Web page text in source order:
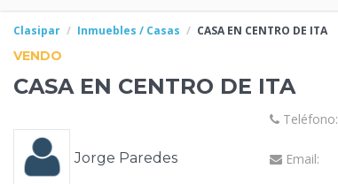
Clasipar Inmuebles / Casas CASA EN CENTRO DE ITA
VENDO
CASA EN CENTRO DE ITA
Jorge Paredes
Teléfono:
Email: